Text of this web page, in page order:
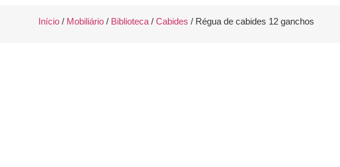
Início/ Mobiliário/ Biblioteca/ Cabides / Régua de cabides 12 ganchos